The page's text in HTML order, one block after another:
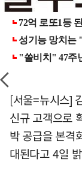
[서울=뉴시스]
신규 고객으로
박 공급을 본격
대된다고 4일